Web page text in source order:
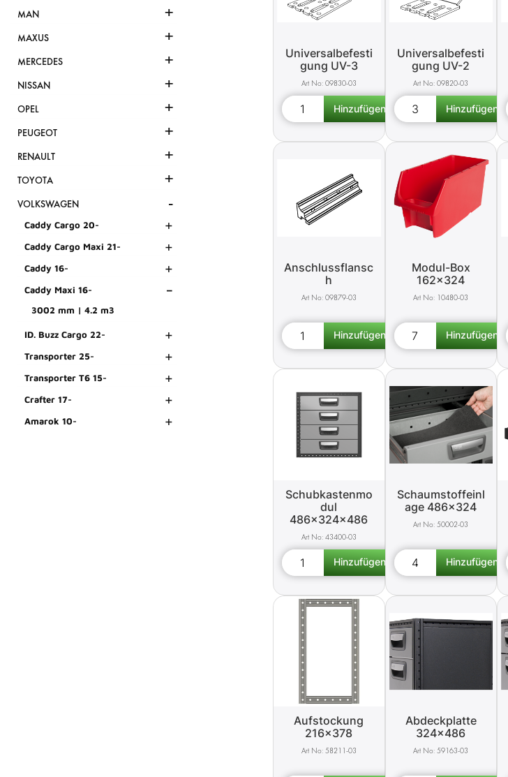
MAN +
MAXUS +
MERCEDES +
NISSAN +
OPEL +
PEUGEOT +
RENAULT +
TOYOTA +
VOLKSWAGEN -
Caddy Cargo 20- +
Caddy Cargo Maxi 21- +
Caddy 16- +
Caddy Maxi 16- -
3002 mm | 4.2 m3
ID. Buzz Cargo 22- +
Transporter 25- +
Transporter T6 15- +
Crafter 17- +
Amarok 10- +
Universalbefesti
gung UV-3
09830-03
Universalbefesti
gung UV-2
09820-03
Anschlussflansc
h
09879-03
Modul-Box
162x324
10480-03
Schubkastenmo
dul
486x324x486
43400-03
Schaumstoffeinl
age 486x324
50002-03
Aufstockung
216x378
58211-03
Abdeckplatte
324x486
59163-03